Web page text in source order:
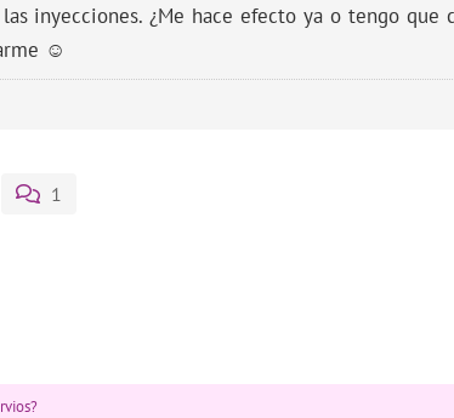
inyecciones. ¿Me hace efecto ya o tengo que
☺
1